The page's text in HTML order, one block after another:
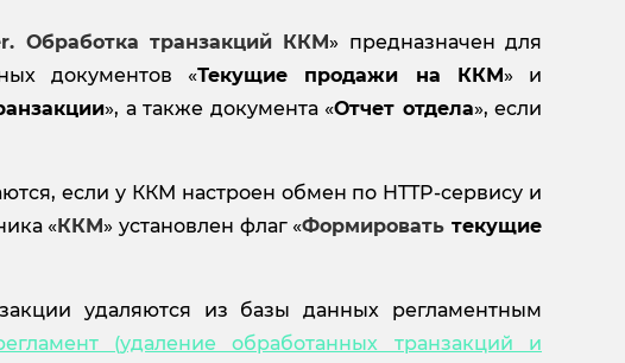
Обработка транзакций ККМ» предназначен для
документов «Текущие продажи на ККМ» и
», а также документа «Отчет отдела», если
если у ККМ настроен обмен по HTTP-сервису и
«ККМ» установлен флаг «Формироватьтекущие
удаляются из базы данных регламентным
(удаление обработанных транзакций и